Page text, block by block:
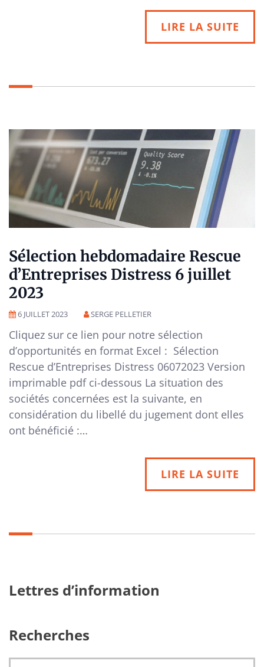
LIRE LA SUITE
Sélection hebdomadaire Rescue
d’Entreprises Distress 6 juillet
2023
6 JUILLET 2023 SERGE PELLETIER
Cliquez sur ce lien pour notre sélection
d’opportunités en format Excel : Sélection
Rescue d’Entreprises Distress 06072023 Version
imprimable pdf ci-dessous La situation des
sociétés concernées est la suivante, en
considération du libellé du jugement dont elles
ont bénéficié :…
LIRE LA SUITE
Lettres d’information
Recherches